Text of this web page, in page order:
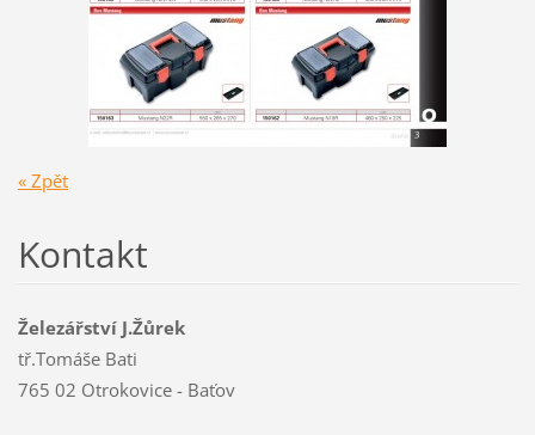
« Zpět
Kontakt
Železářství J.Žůrek
tř.Tomáše Bati
765 02 Otrokovice - Baťov